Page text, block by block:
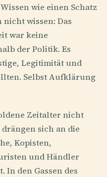
wie einen Schatz
nicht wissen: Das
war keine
der Politik. Es
Legitimität und
Selbst Aufklärung
Zeitalter nicht
sich an die
Kopisten,
und Händler
In den Gassen des